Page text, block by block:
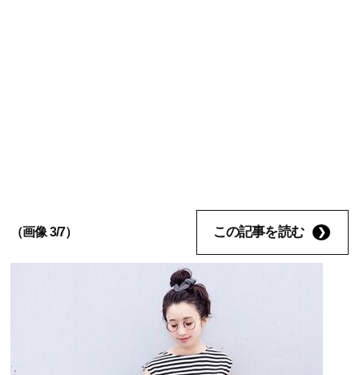
（画像 3/7） この記事を読む